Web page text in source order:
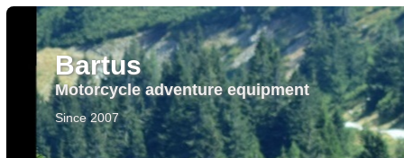
Bartus
Motorcycle adventure equipment
Since 2007